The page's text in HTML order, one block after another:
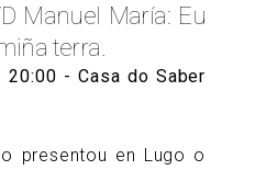
Manuel María: Eu
terra.
20:00 - Casa do Saber
presentou en Lugo o